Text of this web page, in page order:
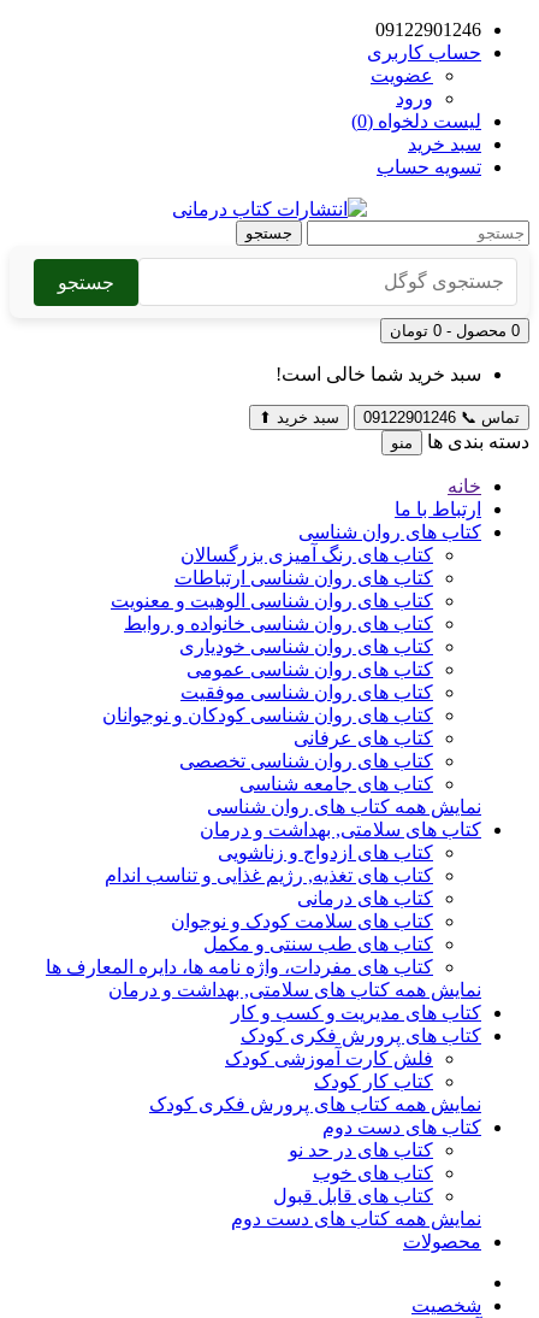
09122901246
حساب کاربری
عضویت
ورود
لیست دلخواه (0)
سبد خرید
تسویه حساب
جستجو
جستجو
0 محصول - 0 تومان
سبد خرید شما خالی است!
تماس 📞
09122901246 سبد خرید ⬆
دسته بندی ها منو
خانه
ارتباط با ما
کتاب های روان شناسی
کتاب های رنگ آمیزی بزرگسالان
کتاب های روان شناسی ارتباطات
کتاب های روان شناسی الوهیت و معنویت
کتاب های روان شناسی خانواده و روابط
کتاب های روان شناسی خودیاری
کتاب های روان شناسی عمومی
کتاب های روان شناسی موفقیت
کتاب های روان شناسی کودکان و نوجوانان
کتاب های عرفانی
کتاب های روان شناسی تخصصی
کتاب های جامعه شناسی
نمایش همه کتاب های روان شناسی
کتاب های سلامتی, بهداشت و درمان
کتاب های ازدواج و زناشویی
کتاب های تغذیه, رژیم غذایی و تناسب اندام
کتاب های درمانی
کتاب های سلامت کودک و نوجوان
کتاب های طب سنتی و مکمل
کتاب های مفردات، واژه نامه ها، دایره المعارف ها
نمایش همه کتاب های سلامتی, بهداشت و درمان
کتاب های مدیریت و کسب و کار
کتاب های پرورش فکری کودک
فلش کارت آموزشی کودک
کتاب کار کودک
نمایش همه کتاب های پرورش فکری کودک
کتاب های دست دوم
کتاب های در حد نو
کتاب های خوب
کتاب های قابل قبول
نمایش همه کتاب های دست دوم
محصولات
شخصیت